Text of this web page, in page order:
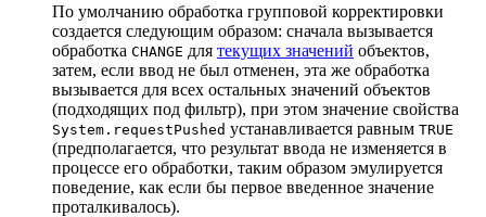
По умолчанию обработка групповой корректировки
создается следующим образом: сначала вызывается
обработка CHANGE для текущих значений объектов,
затем, если ввод не был отменен, эта же обработка
вызывается для всех остальных значений объектов
(подходящих под фильтр), при этом значение свойства
System.requestPushed устанавливается равным TRUE
(предполагается, что результат ввода не изменяется в
процессе его обработки, таким образом эмулируется
поведение, как если бы первое введенное значение
проталкивалось).